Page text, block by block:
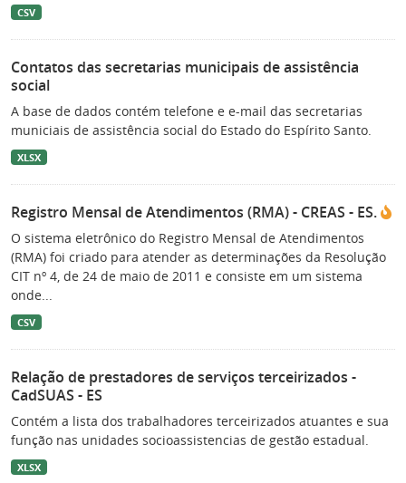
CSV
Contatos das secretarias municipais de assistência
social
A base de dados contém telefone e e-mail das secretarias
municiais de assistência social do Estado do Espírito Santo.
XLSX
Registro Mensal de Atendimentos (RMA) - CREAS - ES.
O sistema eletrônico do Registro Mensal de Atendimentos
(RMA) foi criado para atender as determinações da Resolução
CIT nº 4, de 24 de maio de 2011 e consiste em um sistema
onde...
CSV
Relação de prestadores de serviços terceirizados -
CadSUAS - ES
Contém a lista dos trabalhadores terceirizados atuantes e sua
função nas unidades socioassistencias de gestão estadual.
XLSX